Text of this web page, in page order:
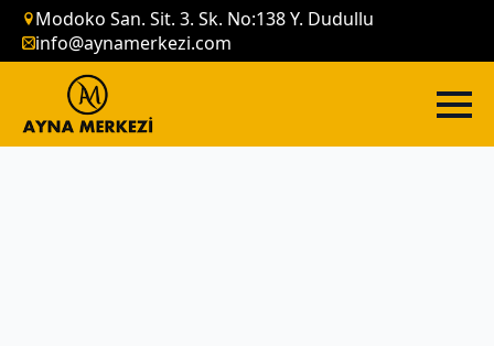
Modoko San. Sit. 3. Sk. No:138 Y. Dudullu
info@aynamerkezi.com